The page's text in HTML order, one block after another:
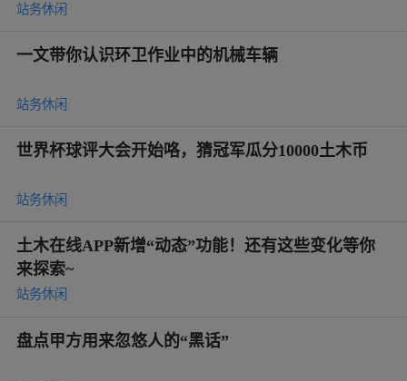
站务休闲
一文带你认识环卫作业中的机械车辆
站务休闲
世界杯球评大会开始咯，猜冠军瓜分10000土木币
站务休闲
土木在线APP新增“动态”功能！还有这些变化等你
来探索~
站务休闲
盘点甲方用来忽悠人的“黑话”